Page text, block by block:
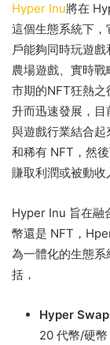
Hyper Inu將在
這個生態系統下
戶能夠同時玩遊戲
農場遊戲、實時戰
市期的NFT狂熱之
升而迅速發展，
與遊戲行業結合
和稀有 NFT，然
賺取利潤或被動收
Hyper Inu 旨在融
幣還是 NFT，
為一體化的生態系
括，
Hyper Swap
20 代幣/硬幣